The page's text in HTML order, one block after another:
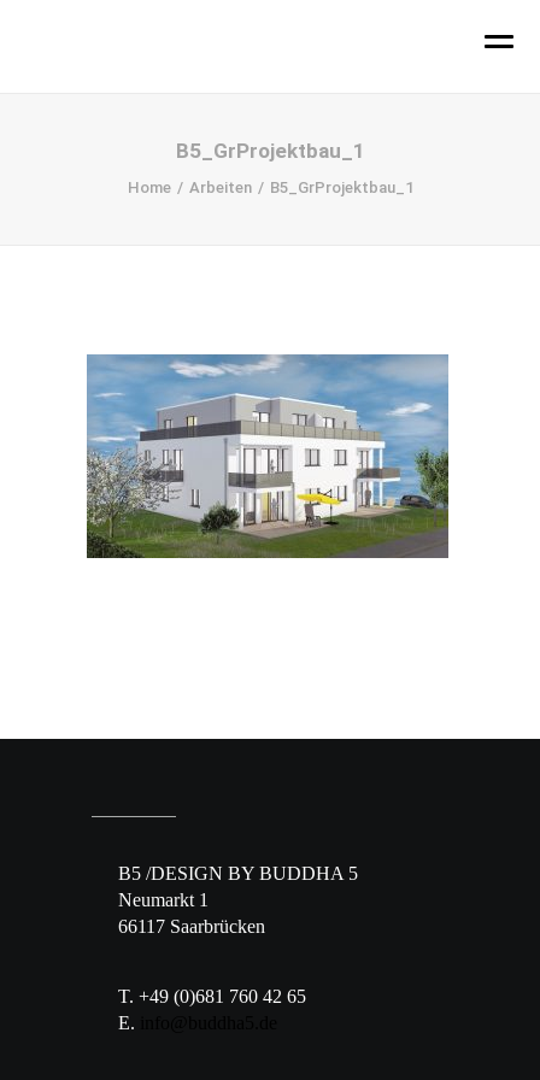
Ihr Design
B5_GrProjektbau_1
Home Arbeiten B5_GrProjektbau_1
B5 /DESIGN BY BUDDHA 5
Neumarkt 1
66117 Saarbrücken
T. +49 (0)681 760 42 65
E.